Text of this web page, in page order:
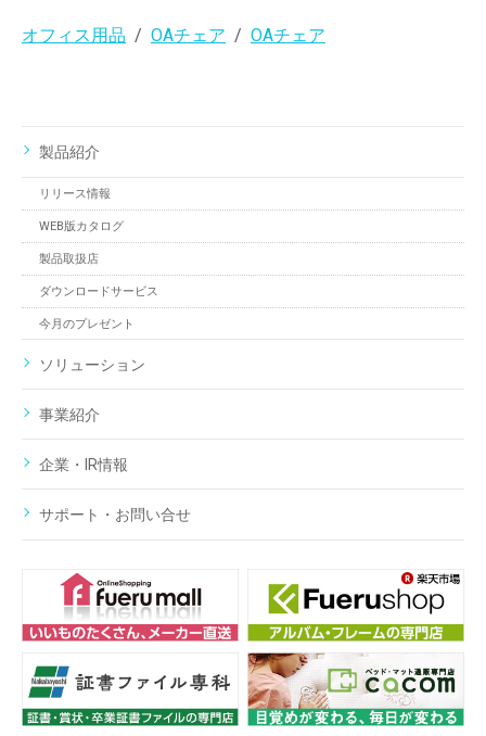
オフィス用品 OAチェア OAチェア
製品紹介
リリース情報
WEB版カタログ
製品取扱店
ダウンロードサービス
今月のプレゼント
ソリューション
事業紹介
企業・IR情報
サポート・お問い合せ